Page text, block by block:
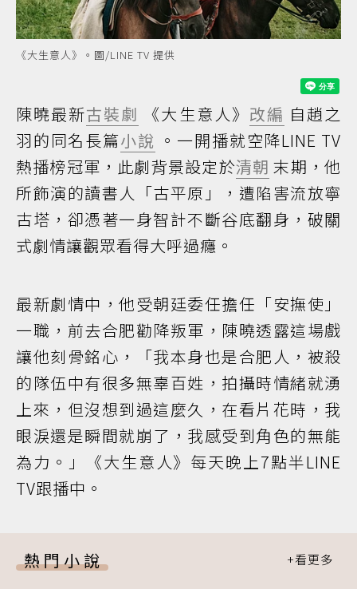
《大生意人》。圖/LINE TV 提供
陳曉最新古裝劇 《大生意人》 改編 自趙之
羽的同名長篇小說 。一開播就空降LINE TV
熱播榜冠軍，此劇背景設定於清朝 末期，他
所飾演的讀書人「古平原」，遭陷害流放寧
古塔，卻憑著一身智計不斷谷底翻身，破關
式劇情讓觀眾看得大呼過癮。
最新劇情中，他受朝廷委任擔任「安撫使」
一職，前去合肥勸降叛軍，陳曉透露這場戲
讓他刻骨銘心，「我本身也是合肥人，被殺
的隊伍中有很多無辜百姓，拍攝時情緒就湧
上來，但沒想到過這麼久，在看片花時，我
眼淚還是瞬間就崩了，我感受到角色的無能
為力。」《大生意人》每天晚上7點半LINE
TV跟播中。
熱門小說